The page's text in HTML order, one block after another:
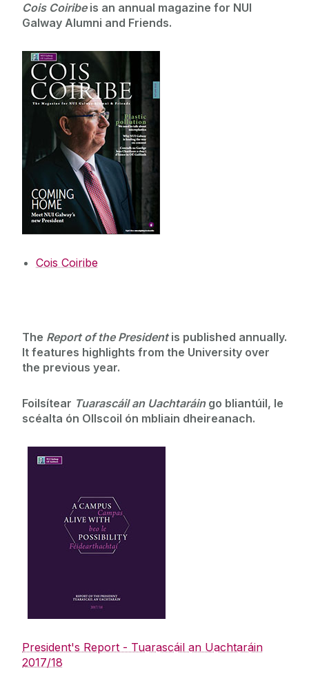
Cois Coiribeis an annual magazine for NUI
Galway Alumni and Friends.
Cois Coiribe
The Report of the Presidentis published annually.
It features highlights from the University over
the previous year.
Foilsítear Tuarascáil an Uachtaráingo bliantúil, le
scéalta ón Ollscoil ón mbliain dheireanach.
President's Report - Tuarascáil an Uachtaráin
2017/18